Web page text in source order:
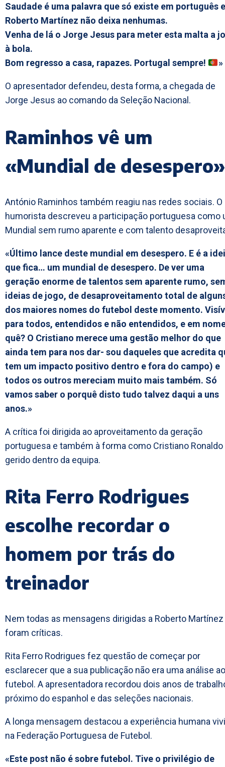
Saudade é uma palavra que só existe em português e
Roberto Martínez não deixa nenhumas.
Venha de lá o Jorge Jesus para meter esta malta a
à bola.
Bom regresso a casa, rapazes. Portugal sempre!
»
O apresentador defendeu, desta forma, a chegada de
Jorge Jesus ao comando da Seleção Nacional.
Raminhos vê um
«Mundial de desespero»
António Raminhos também reagiu nas redes sociais. O
humorista descreveu a participação portuguesa como
Mundial sem rumo aparente e com talento
«Último lance deste mundial em desespero. E é a
que fica… um mundial de desespero. De ver uma
geração enorme de talentos sem aparente rumo,
ideias de jogo, de desaproveitamento total de
dos maiores nomes do futebol deste momento.
para todos, entendidos e não entendidos, e em
quê? O Cristiano merece uma gestão melhor do que
ainda tem para nos dar- sou daqueles que acredita
tem um impacto positivo dentro e fora do campo) e
todos os outros mereciam muito mais também. Só
vamos saber o porquê disto tudo talvez daqui a uns
anos.»
A crítica foi dirigida ao aproveitamento da geração
portuguesa e também à forma como Cristiano
gerido dentro da equipa.
Rita Ferro Rodrigues
escolhe recordar o
homem por trás do
treinador
Nem todas as mensagens dirigidas a Roberto Martínez
foram críticas.
Rita Ferro Rodrigues fez questão de começar por
esclarecer que a sua publicação não era uma análise ao
futebol. A apresentadora recordou dois anos de
próximo do espanhol e das seleções nacionais.
A longa mensagem destacou a experiência humana
na Federação Portuguesa de Futebol.
«Este post não é sobre futebol. Tive o privilégio de